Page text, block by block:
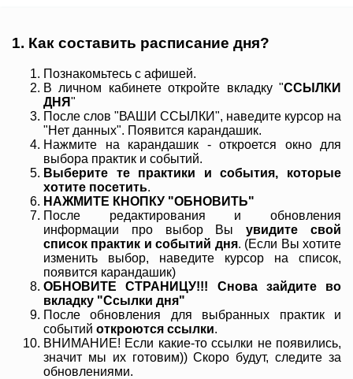
1. Как составить расписание дня?
Познакомьтесь с афишей.
В личном кабинете откройте вкладку "ССЫЛКИ
ДНЯ"
После слов "ВАШИ ССЫЛКИ", наведите курсор на
"Нет данных". Появится карандашик.
Нажмите на карандашик - откроется окно для
выбора практик и событий.
Выберите те практики и события, которые
хотите посетить.
НАЖМИТЕ КНОПКУ "ОБНОВИТЬ"
После редактирования и обновления
информации про выбор Выувидите свой
список практик и событий дня. (Если Вы хотите
изменить выбор, наведите курсор на список,
появится карандашик)
ОБНОВИТЕ СТРАНИЦУ!!! Снова зайдите во
вкладку "Ссылки дня"
После обновления для выбранных практик и
событий откроются ссылки.
ВНИМАНИЕ! Если какие-то ссылки не появились,
значит мы их готовим)) Скоро будут, следите за
обновлениями.